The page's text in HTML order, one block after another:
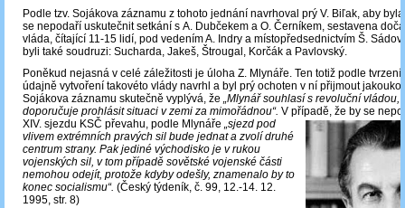
Podle tzv. Sojákova záznamu z tohoto jednání navrhoval prý V. Biľak, aby
se nepodaří uskutečnit setkání s A. Dubčekem a O. Černíkem, sestavena
vláda, čítající 11-15 lidí, pod vedením A. Indry a místopředsednictvím Š.
byli také soudruzi: Sucharda, Jakeš, Štrougal, Korčák a Pavlovský.
Poněkud nejasná v celé záležitosti je úloha Z. Mlynáře. Ten totiž podle tvrzení
údajně vytvoření takovéto vlády navrhl a byl prý ochoten v ní přijmout
Sojákova záznamu skutečně vyplývá, že „Mlynář souhlasí s revoluční vládou,
doporučuje prohlásit situaci v zemi za mimořádnou“. V případě, že by se
XIV. sjezdu KSČ převahu, podle Mlynáře „sjezd pod
vlivem extrémních pravých sil bude jednat a zvolí druhé
centrum strany. Pak jediné východisko je v rukou
vojenských sil, v tom případě sovětské vojenské části
nemohou odejít, protože kdyby odešly, znamenalo by to
konec socialismu“. (Český týdeník, č. 99, 12.-14. 12.
1995, str. 8)